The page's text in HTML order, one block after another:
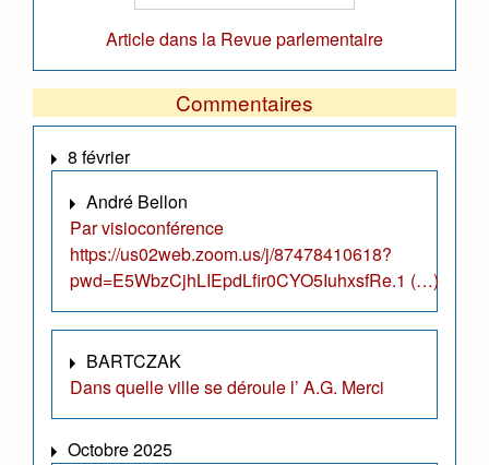
Article dans la Revue parlementaire
Commentaires
8 février
André Bellon
Par visioconférence
https://us02web.zoom.us/j/87478410618?
pwd=E5WbzCjhLIEpdLfir0CYO5IuhxsfRe.1 (…)
BARTCZAK
Dans quelle ville se déroule l’ A.G. Merci
Octobre 2025